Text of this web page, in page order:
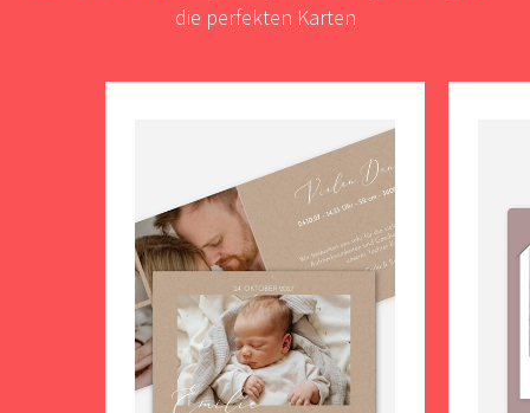
die perfekten Karten